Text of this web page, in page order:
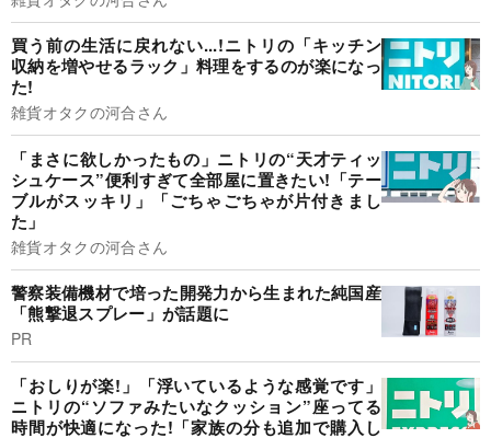
買う前の生活に戻れない...!ニトリの「キッチン
収納を増やせるラック」料理をするのが楽になっ
た!
雑貨オタクの河合さん
「まさに欲しかったもの」ニトリの“天才ティッ
シュケース”便利すぎて全部屋に置きたい!「テー
ブルがスッキリ」「ごちゃごちゃが片付きまし
た」
雑貨オタクの河合さん
警察装備機材で培った開発力から生まれた純国産
「熊撃退スプレー」が話題に
PR
「おしりが楽!」「浮いているような感覚です」
ニトリの“ソファみたいなクッション”座ってる
時間が快適になった!「家族の分も追加で購入し